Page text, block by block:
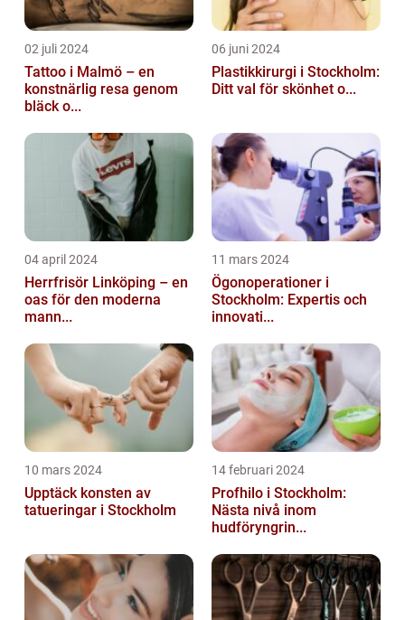
02 juli 2024
Tattoo i Malmö – en
konstnärlig resa genom
bläck o...
06 juni 2024
Plastikkirurgi i Stockholm:
Ditt val för skönhet o...
04 april 2024
Herrfrisör Linköping – en
oas för den moderna
mann...
11 mars 2024
Ögonoperationer i
Stockholm: Expertis och
innovati...
10 mars 2024
Upptäck konsten av
tatueringar i Stockholm
14 februari 2024
Profhilo i Stockholm:
Nästa nivå inom
hudföryngrin...